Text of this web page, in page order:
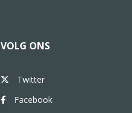
VOLG ONS
Twitter
Facebook